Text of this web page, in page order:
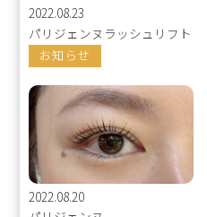
2022.08.23
パリジェンヌラッシュリフト
お知らせ
2022.08.20